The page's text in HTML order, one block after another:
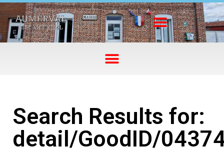
Search Results for:
detail/GoodID/